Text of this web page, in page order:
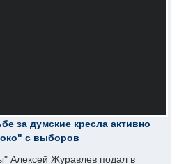
за думские кресла активно
с выборов
Алексей Журавлев подал в